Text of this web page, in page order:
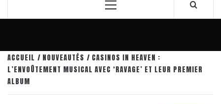
Menu
ACCUEIL NOUVEAUTÉS
CASINOS IN HEAVEN :
L’ENVOÛTEMENT MUSICAL AVEC ‘RAVAGE’ ET LEUR PREMIER
ALBUM